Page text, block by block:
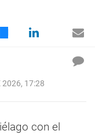
2026, 17:28
con el